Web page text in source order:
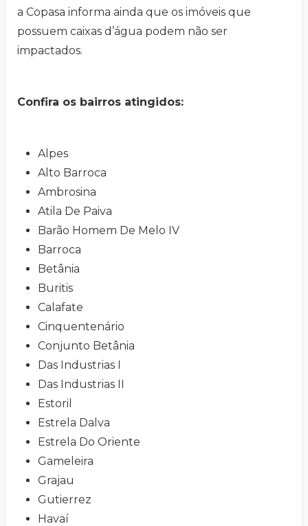
a Copasa informa ainda que os imóveis que
possuem caixas d’água podem não ser
impactados.
Confira os bairros atingidos:
Alpes
Alto Barroca
Ambrosina
Atila De Paiva
Barão Homem De Melo IV
Barroca
Betânia
Buritis
Calafate
Cinquentenário
Conjunto Betânia
Das Industrias I
Das Industrias II
Estoril
Estrela Dalva
Estrela Do Oriente
Gameleira
Grajau
Gutierrez
Havaí